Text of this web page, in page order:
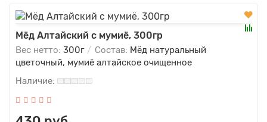
Мёд Алтайский с мумиё, 300гр
Вес нетто: 300г Состав: Мёд натуральный
цветочный, мумиё алтайское очищенное